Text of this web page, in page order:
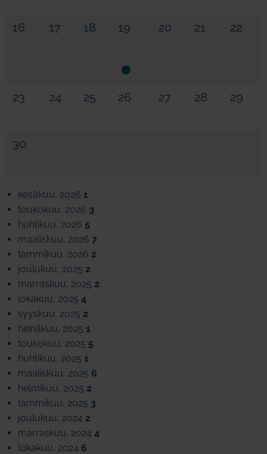
16 17 18 19 20 21 22
23 24 25 26 27 28 29
30
kesäkuu, 2026 1
toukokuu, 2026 3
huhtikuu, 2026 5
maaliskuu, 2026 7
tammikuu, 2026 2
joulukuu, 2025 2
marraskuu, 2025 2
lokakuu, 2025 4
syyskuu, 2025 2
heinäkuu, 2025 1
toukokuu, 2025 5
huhtikuu, 2025 1
maaliskuu, 2025 6
helmikuu, 2025 2
tammikuu, 2025 3
joulukuu, 2024 2
marraskuu, 2024 4
lokakuu, 2024 6